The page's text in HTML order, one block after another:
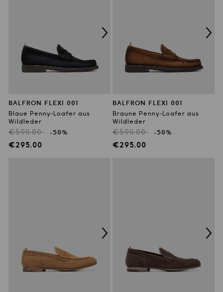
BALFRON FLEXI 001
Blaue Penny-Loafer aus
Wildleder
Regulärer
Preis
€590.00 -50%
Verkaufspreis
€295.00
BALFRON FLEXI 001
Braune Penny-Loafer aus
Wildleder
Regulärer
Preis
€590.00 -50%
Verkaufspreis
€295.00